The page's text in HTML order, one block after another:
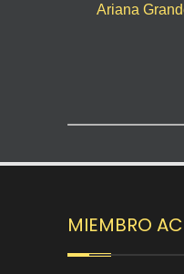
Ariana
MIEMBRO